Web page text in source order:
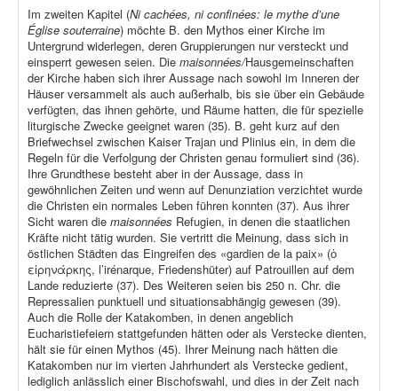
Im zweiten Kapitel (Ni cachées, ni confinées: le mythe d’une
Église souterraine) möchte B. den Mythos einer Kirche im
Untergrund widerlegen, deren Gruppierungen nur versteckt und
einsperrt gewesen seien. Die maisonnées/Hausgemeinschaften
der Kirche haben sich ihrer Aussage nach sowohl im Inneren der
Häuser versammelt als auch außerhalb, bis sie über ein Gebäude
verfügten, das ihnen gehörte, und Räume hatten, die für spezielle
liturgische Zwecke geeignet waren (35). B. geht kurz auf den
Briefwechsel zwischen Kaiser Trajan und Plinius ein, in dem die
Regeln für die Verfolgung der Christen genau formuliert sind (36).
Ihre Grundthese besteht aber in der Aussage, dass in
gewöhnlichen Zeiten und wenn auf Denunziation verzichtet wurde
die Christen ein normales Leben führen konnten (37). Aus ihrer
Sicht waren die maisonnées Refugien, in denen die staatlichen
Kräfte nicht tätig wurden. Sie vertritt die Meinung, dass sich in
östlichen Städten das Eingreifen des «gardien de la paix» (ὁ
εἰρηνάρκης, l’irénarque, Friedenshüter) auf Patrouillen auf dem
Lande reduzierte (37). Des Weiteren seien bis 250 n. Chr. die
Repressalien punktuell und situationsabhängig gewesen (39).
Auch die Rolle der Katakomben, in denen angeblich
Eucharistiefeiern stattgefunden hätten oder als Verstecke dienten,
hält sie für einen Mythos (45). Ihrer Meinung nach hätten die
Katakomben nur im vierten Jahrhundert als Verstecke gedient,
lediglich anlässlich einer Bischofswahl, und dies in der Zeit nach